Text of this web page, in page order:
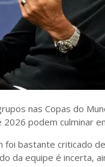
nas Copas do
podem culminar
foi bastante criticado
da equipe é incerta,